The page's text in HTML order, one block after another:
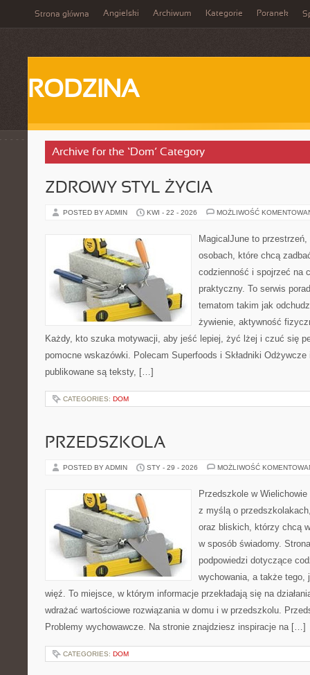
Strona główna Angielski Archiwum Kategorie Poranek
RODZINA
Archive for the ‘Dom’ Category
ZDROWY STYL ŻYCIA
POSTED BY ADMIN KWI - 22 - 2026 MOŻLIWOŚĆ
MagicalJune to
osobach, które chcą
codzienność i spojrzeć na
praktyczny. To serwis
tematom takim jak
żywienie, aktywność
Każdy, kto szuka motywacji, aby jeść lepiej, żyć lżej i czuć się
pomocne wskazówki. Polecam Superfoods i Składniki
publikowane są teksty, […]
CATEGORIES: DOM
PRZEDSZKOLA
POSTED BY ADMIN STY - 29 - 2026 MOŻLIWOŚĆ
Przedszkole w
z myślą o
oraz bliskich, którzy chcą
w sposób świadomy.
podpowiedzi dotyczące
wychowania, a także tego,
więź. To miejsce, w którym informacje przekładają się na
wdrażać wartościowe rozwiązania w domu i w przedszkolu.
Problemy wychowawcze. Na stronie znajdziesz inspiracje na […]
CATEGORIES: DOM